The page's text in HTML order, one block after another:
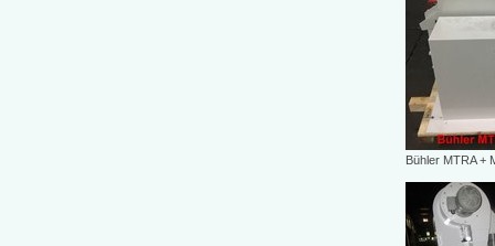
Bühler MTRA +